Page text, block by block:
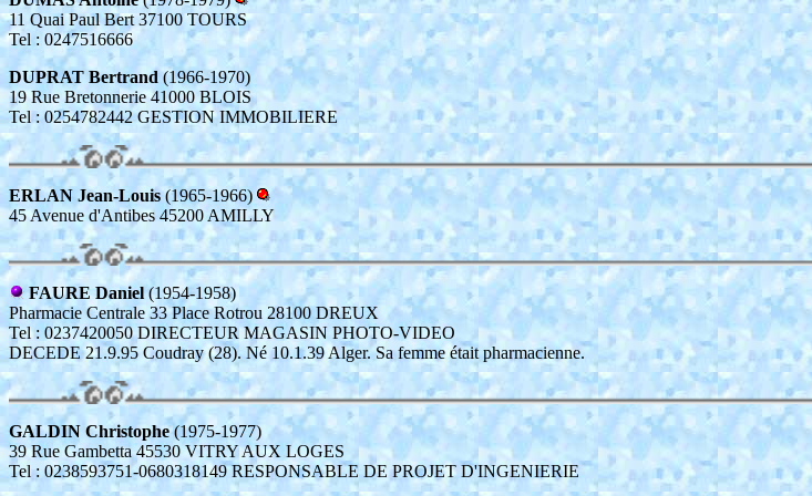
11 Quai Paul Bert 37100 TOURS
Tel : 0247516666
DUPRAT Bertrand (1966-1970)
19 Rue Bretonnerie 41000 BLOIS
Tel : 0254782442 GESTION IMMOBILIERE
ERLAN Jean-Louis(1965-1966)
45 Avenue d'Antibes 45200 AMILLY
FAURE Daniel(1954-1958)
Pharmacie Centrale 33 Place Rotrou 28100 DREUX
Tel : 0237420050 DIRECTEUR MAGASIN PHOTO-VIDEO
DECEDE 21.9.95 Coudray (28). Né 10.1.39 Alger. Sa femme était pharmacienne.
GALDIN Christophe(1975-1977)
39 Rue Gambetta 45530 VITRY AUX LOGES
Tel : 0238593751-0680318149 RESPONSABLE DE PROJET D'INGENIERIE